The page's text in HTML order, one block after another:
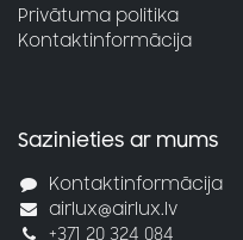
Privātuma politika
Kontaktinformācija
Sazinieties ar mums
Kontaktinformācija
airlux@airlux.lv
+371 20 324 084